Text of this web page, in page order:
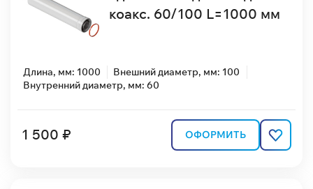
коакс. 60/100 L=1000 мм
Длина, мм: 1000
Внешний диаметр, мм: 100
Внутренний диаметр, мм: 60
1 500 ₽ ОФОРМИТЬ